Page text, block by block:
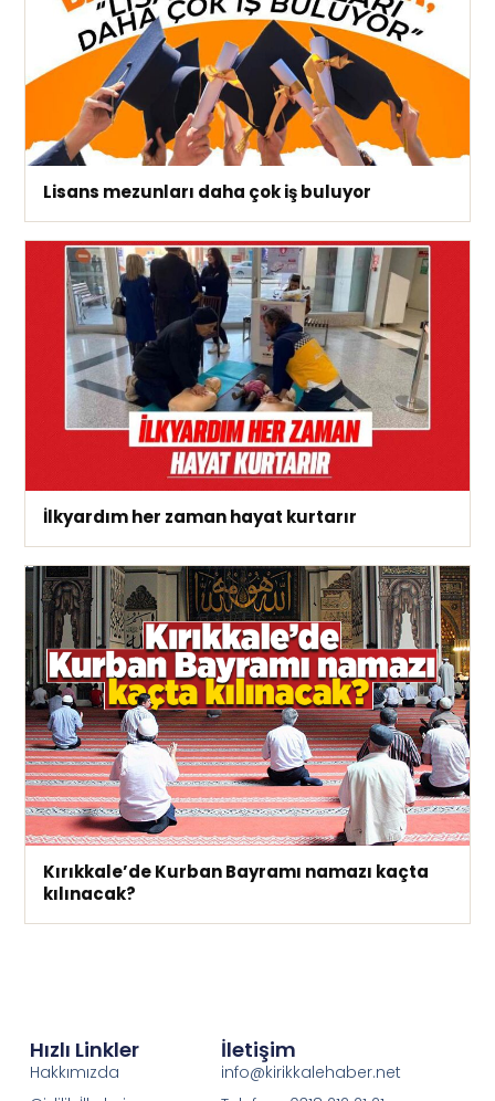
Lisans mezunları daha çok iş buluyor
İlkyardım her zaman hayat kurtarır
Kırıkkale’de Kurban Bayramı namazı kaçta
kılınacak?
Hızlı Linkler
Hakkımızda
İletişim
info@kirikkalehaber.net